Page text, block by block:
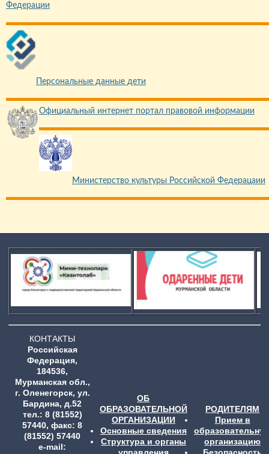
Федерации
Персональные данные дети
Официальный интернет портал правовой информации
Министерство культуры Российской Федерацаии
КОНТАКТЫ
Российская
Федерация,
184536,
Мурманская обл.,
г. Оленегорск, ул.
Бардина, д.52
тел.: 8 (81552)
57440, факс: 8
(81552) 57440
e-mail:
ОБ
ОБРАЗОВАТЕЛЬНОЙ
ОРГАНИЗАЦИИ
Основные сведения
Структура и органы
управления
РОДИТЕЛЯМ
Прием в
организацию
Безопасность